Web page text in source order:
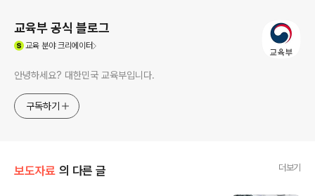
교육부 공식 블로그
교육분야 크리에이터
안녕하세요? 대한민국 교육부입니다.
구독하기
보도자료 의 다른 글 더보기